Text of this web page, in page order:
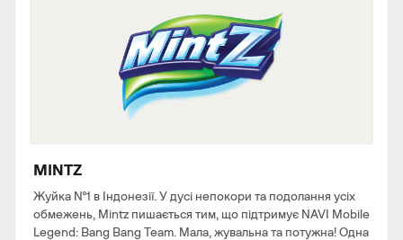
MINTZ
Жуйка №1 в Індонезії. У дусі непокори та подолання усіх
обмежень, Mintz пишається тим, що підтримує NAVI Mobile
Legend: Bang Bang Team. Мала, жувальна та потужна! Одна